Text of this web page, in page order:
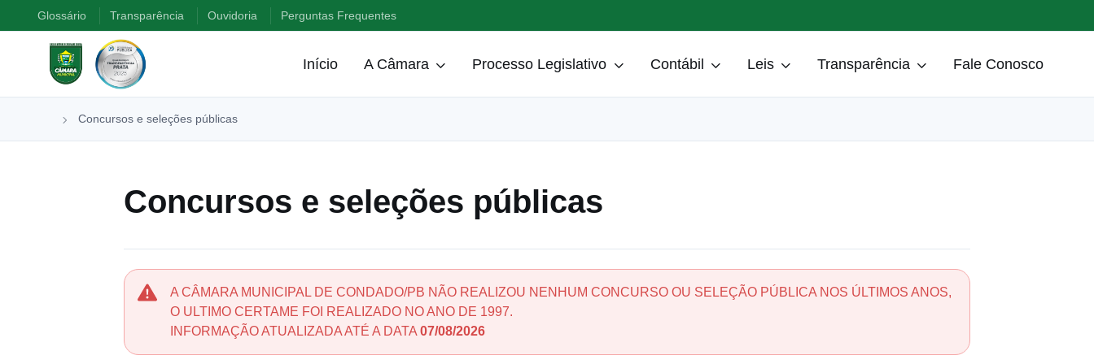
Glossário Transparência Ouvidoria Perguntas Frequentes
Início A Câmara Processo Legislativo Contábil Leis Transparência Fale Conosco
⁠Concursos e seleções públicas
⁠Concursos e seleções públicas
A CÂMARA MUNICIPAL DE CONDADO/PB NÃO REALIZOU NENHUM CONCURSO OU SELEÇÃO PÚBLICA NOS ÚLTIMOS ANOS,
O ULTIMO CERTAME FOI REALIZADO NO ANO DE 1997.
INFORMAÇÃO ATUALIZADA ATÉ A DATA 07/08/2026